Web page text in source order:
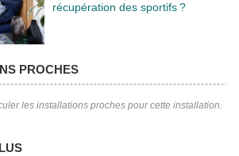
récupération des sportifs ?
PROCHES
les installations proches pour cette installation.